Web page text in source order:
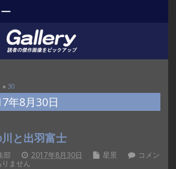
» 30
年8月30日
と出羽富士
部 2017年8月30日 星景
コメン
りません